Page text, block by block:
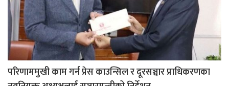
परिणाममुखी काम गर्न प्रेस काउन्सिल र दूरसञ्चार प्राधिकरणका